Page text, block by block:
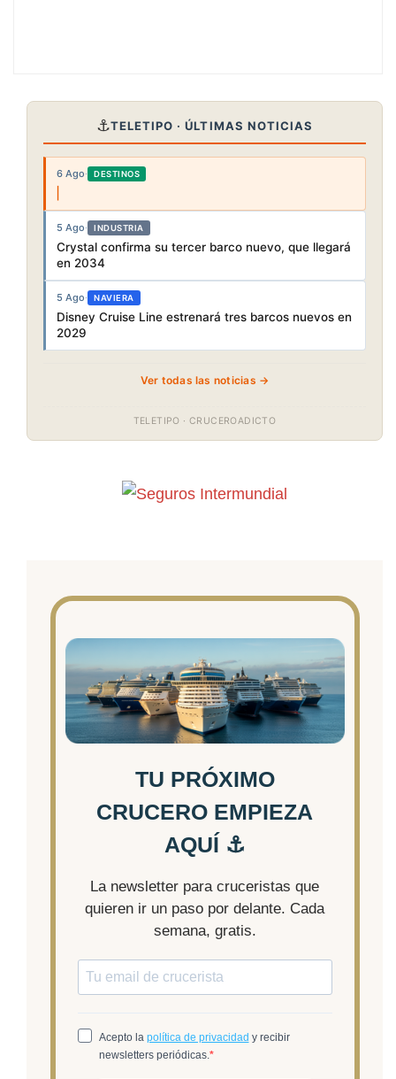
⚓TELETIPO · ÚLTIMAS NOTICIAS
6 Ago· DESTINOS
5 Ago· INDUSTRIA
Crystal confirma su tercer barco nuevo, que llegará
en 2034
5 Ago· NAVIERA
Disney Cruise Line estrenará tres barcos nuevos en
2029
Ver todas las noticias →
TELETIPO · CRUCEROADICTO